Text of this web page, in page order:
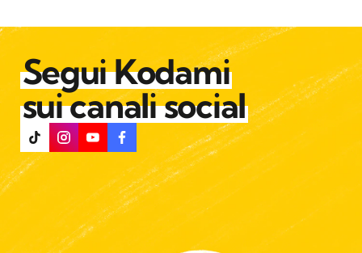
Segui Kodami
sui canali social